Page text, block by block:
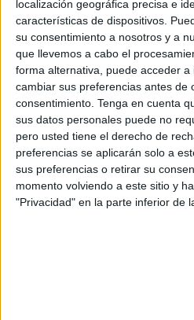
localización geográfica precisa e
características de dispositivos.
su consentimiento a nosotros y a
que llevemos a cabo el
forma alternativa, puede acceder
cambiar sus preferencias antes de
consentimiento. Tenga en cuenta
sus datos personales puede no
pero usted tiene el derecho de
preferencias se aplicarán solo a
sus preferencias o retirar su
momento volviendo a este sitio y
"Privacidad" en la parte inferior de
Según informa elperiodista
Cazurreando, reportero con
panorama futbolístico,Manu
podrían abandonar el club
días.
Ambos saben que no contarán
los esquemas de José Juan
han disputado pocos minutos
jugó 216 minutos repartidos